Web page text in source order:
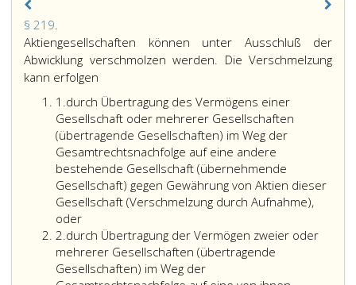
§ 219.
219,
Aktiengesellschaften können unter Ausschluß der
Abwicklung verschmolzen werden. Die Verschmelzung
kann erfolgen
1.Ziffer
eins
durch Übertragung des Vermögens einer
Gesellschaft oder mehrerer Gesellschaften
(übertragende Gesellschaften) im Weg der
Gesamtrechtsnachfolge auf eine andere
bestehende Gesellschaft (übernehmende
Gesellschaft) gegen Gewährung von Aktien dieser
Gesellschaft (Verschmelzung durch Aufnahme),
oder
2.Ziffer
2
durch Übertragung der Vermögen zweier oder
mehrerer Gesellschaften (übertragende
Gesellschaften) im Weg der